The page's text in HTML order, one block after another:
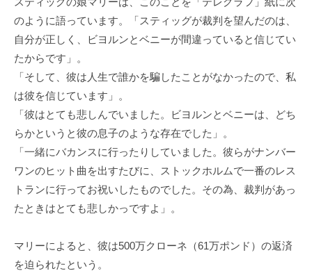
のように語っています。「スティッグが裁判を望んだのは、
自分が正しく、ビヨルンとベニーが間違っていると信じてい
たからです」。
「そして、彼は人生で誰かを騙したことがなかったので、私
は彼を信じています」。
「彼はとても悲しんでいました。ビヨルンとベニーは、どち
らかというと彼の息子のような存在でした」。
「一緒にバカンスに行ったりしていました。彼らがナンバー
ワンのヒット曲を出すたびに、ストックホルムで一番のレス
トランに行ってお祝いしたものでした。その為、裁判があっ
たときはとても悲しかっですよ」。
マリーによると、彼は500万クローネ（61万ポンド）の返済
を迫られたという。